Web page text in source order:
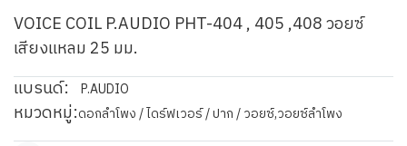
VOICE COIL P.AUDIO PHT-404 , 405 ,408 วอยซ์
เสียงแหลม 25 มม.
แบรนด์:
P.AUDIO
หมวดหมู่:ดอกลำโพง / ไดร์ฟเวอร์ / ปาก / วอยซ์,วอยซ์ลำโพง